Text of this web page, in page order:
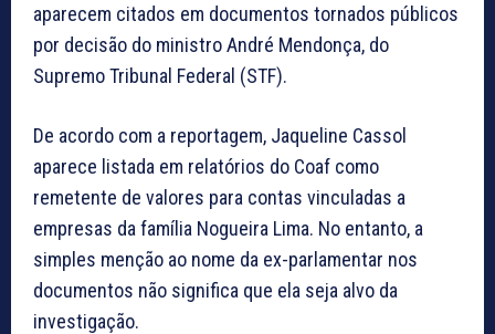
aparecem citados em documentos tornados públicos
por decisão do ministroAndré Mendonça, do
Supremo Tribunal Federal (STF).
De acordo com a reportagem, Jaqueline Cassol
aparece listada em relatórios do Coaf como
remetente de valores para contas vinculadas a
empresas da família Nogueira Lima. No entanto, a
simples menção ao nome da ex-parlamentar nos
documentos não significa que ela seja alvo da
investigação.